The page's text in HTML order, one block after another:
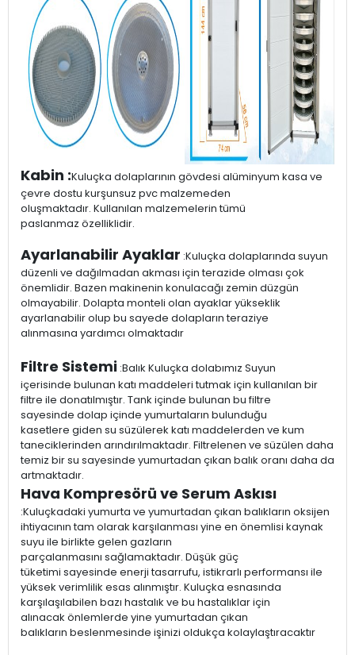
Kabin :Kuluçka dolaplarının gövdesi alüminyum kasa ve
çevre dostu kurşunsuz pvc malzemeden
oluşmaktadır. Kullanılan malzemelerin tümü
paslanmaz özelliklidir.
Ayarlanabilir Ayaklar :Kuluçka dolaplarında suyun
düzenli ve dağılmadan akması için terazide olması çok
önemlidir. Bazen makinenin konulacağı zemin düzgün
olmayabilir. Dolapta monteli olan ayaklar yükseklik
ayarlanabilir olup bu sayede dolapların teraziye
alınmasına yardımcı olmaktadır
Filtre Sistemi :Balık Kuluçka dolabımız Suyun
içerisinde bulunan katı maddeleri tutmak için kullanılan bir
filtre ile donatılmıştır. Tank içinde bulunan bu filtre
sayesinde dolap içinde yumurtaların bulunduğu
kasetlere giden su süzülerek katı maddelerden ve kum
taneciklerinden arındırılmaktadır. Filtrelenen ve süzülen daha
temiz bir su sayesinde yumurtadan çıkan balık oranı daha da
artmaktadır.
Hava Kompresörü ve Serum Askısı
:Kuluçkadaki yumurta ve yumurtadan çıkan balıkların oksijen
ihtiyacının tam olarak karşılanması yine en önemlisi kaynak
suyu ile birlikte gelen gazların
parçalanmasını sağlamaktadır. Düşük güç
tüketimi sayesinde enerji tasarrufu, istikrarlı performansı ile
yüksek verimlilik esas alınmıştır. Kuluçka esnasında
karşılaşılabilen bazı hastalık ve bu hastalıklar için
alınacak önlemlerde yine yumurtadan çıkan
balıkların beslenmesinde işinizi oldukça kolaylaştıracaktır